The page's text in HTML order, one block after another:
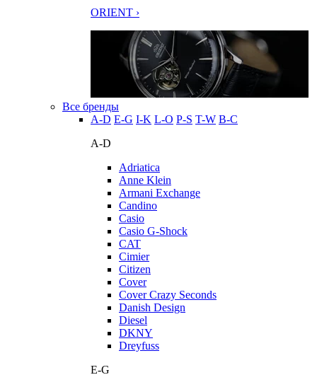
ORIENT ›
Все бренды
A-D E-G I-K L-O P-S T-W В-С
A-D
Adriatica
Anne Klein
Armani Exchange
Candino
Casio
Casio G-Shock
CAT
Cimier
Citizen
Cover
Cover Crazy Seconds
Danish Design
Diesel
DKNY
Dreyfuss
E-G